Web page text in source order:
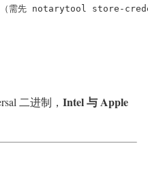
（需先 notarytool store-
二进制， Intel 与 Apple